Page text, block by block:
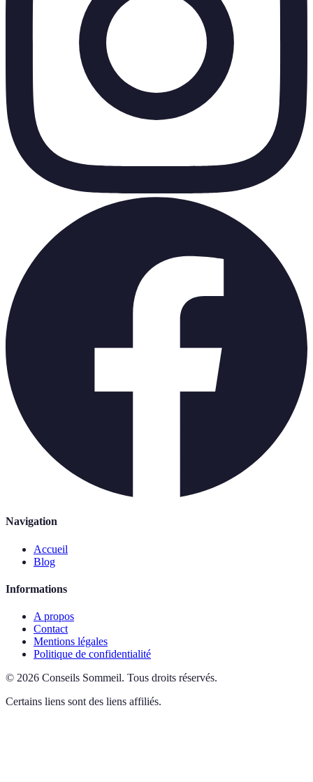
Navigation
Accueil
Blog
Informations
A propos
Contact
Mentions légales
Politique de confidentialité
© 2026 Conseils Sommeil. Tous droits réservés.
Certains liens sont des liens affiliés.